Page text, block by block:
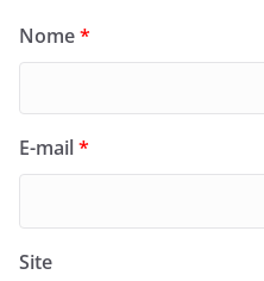
Nome*
E-mail*
Site